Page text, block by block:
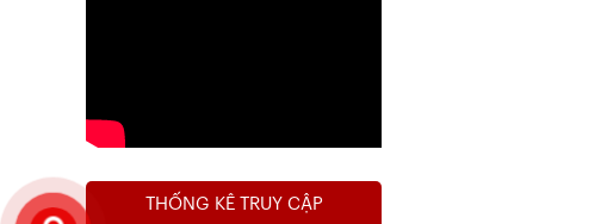
THỐNG KÊ TRUY CẬP